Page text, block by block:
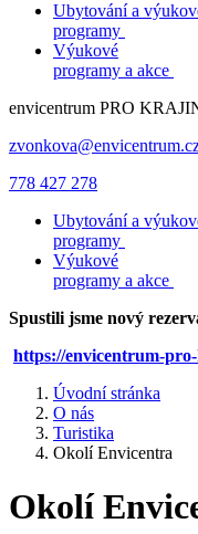
Ubytování a
programy
Výukové
programy a akce
envicentrum PRO
778 427 278
Ubytování a
programy
Výukové
programy a akce
Spustili jsme nový
https://envicentrum-
Úvodní stránka
O nás
Turistika
Okolí Envicentra
Okolí